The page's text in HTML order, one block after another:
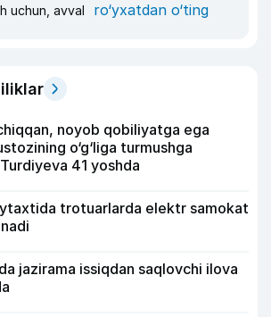
uchun, avval ro‘yxatdan o‘ting
noyob qobiliyatga ega
o‘g‘liga turmushga
41 yoshda
trotuarlarda elektr samokat
jazirama issiqdan saqlovchi ilova